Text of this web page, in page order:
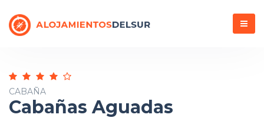
Menú
CABAÑA
Cabañas Aguadas